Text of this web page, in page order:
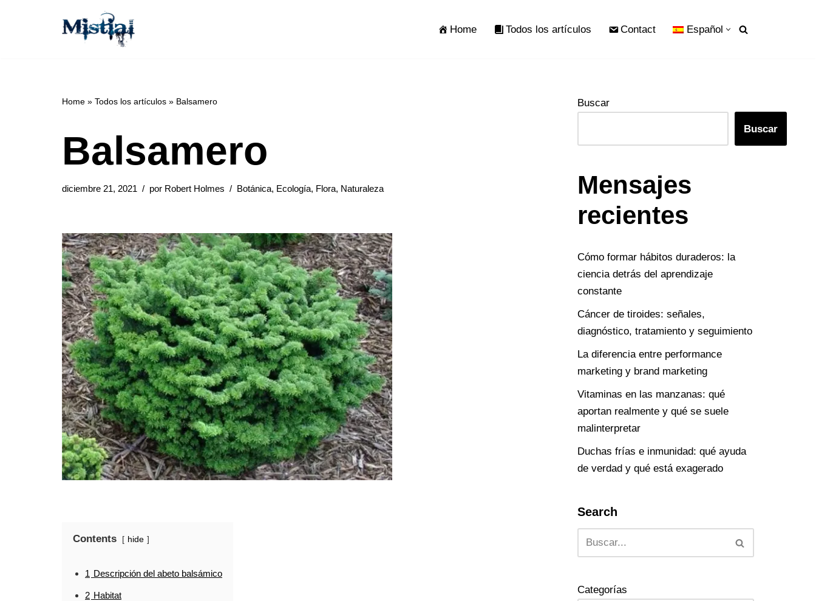
Home Todos los artículos Contact Español
Home » Todos los artículos » Balsamero
Balsamero
diciembre 21, 2021 por Robert Holmes Botánica, Ecología, Flora, Naturaleza
Contents hide
1 Descripción del abeto balsámico
2 Habitat
Buscar
Buscar
Mensajes
recientes
Cómo formar hábitos duraderos: la
ciencia detrás del aprendizaje
constante
Cáncer de tiroides: señales,
diagnóstico, tratamiento y seguimiento
La diferencia entre performance
marketing y brand marketing
Vitaminas en las manzanas: qué
aportan realmente y qué se suele
malinterpretar
Duchas frías e inmunidad: qué ayuda
de verdad y qué está exagerado
Search
Categorías